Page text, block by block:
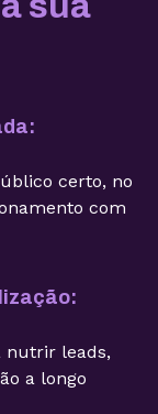
certo, no
com
nutrir leads,
a longo